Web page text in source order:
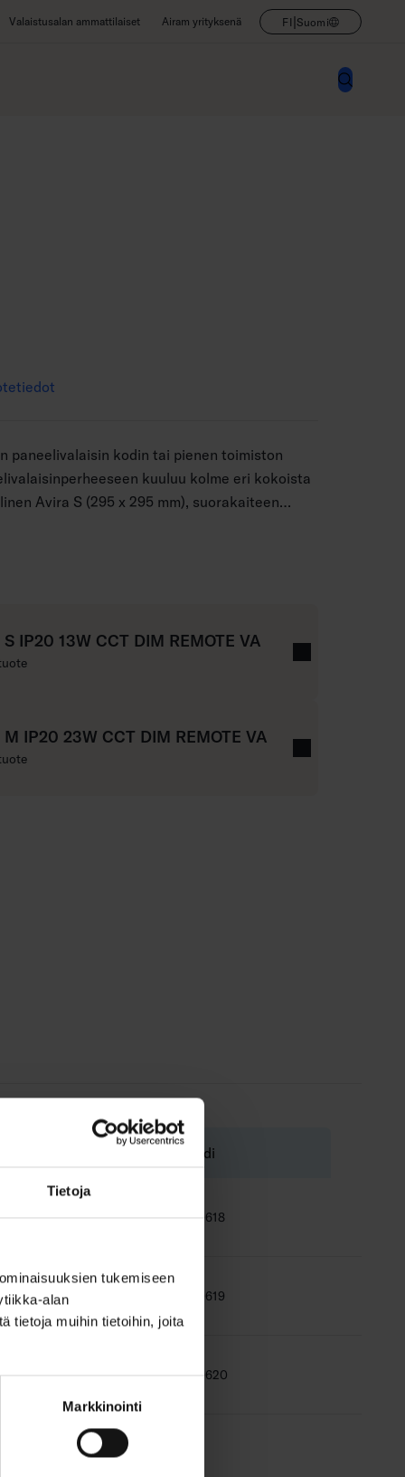
Tietoja
tukemiseen
alan
tietoja muihin tietoihin, joita
Markkinointi
Valaistusalan ammattilaiset Airam yrityksenä FI |Suomi
paneelivalaisin kodin tai pienen toimiston
kuuluu kolme eri kokoista
Avira S (295 x 295 mm), suorakaiteen
mukana tulevalla kaukosäätimellä, lisäksi
(2700 K / 4000 K / 6500 K) valon
johon katosta tulevat johdot liitetään
IP20 13W CCT DIM REMOTE VA
IP20 23W CCT DIM REMOTE VA
Koodi
9610618
9610619
9610620